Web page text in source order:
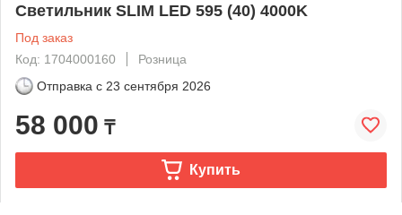
Светильник SLIM LED 595 (40) 4000K
Под заказ
Код: 1704000160
Розница
Отправка с 23 сентября 2026
58 000 ₸
Купить